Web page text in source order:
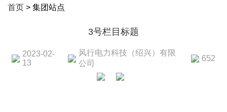
首页 > 集团站点
3号栏目标题
2023-02-
13
风行电力科技（绍兴）有限
公司
652